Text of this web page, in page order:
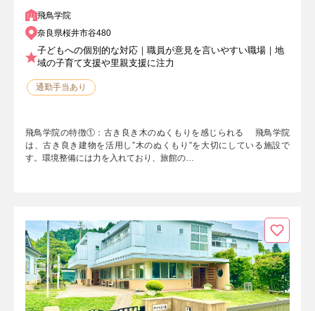
飛鳥学院
奈良県桜井市谷480
子どもへの個別的な対応｜職員が意見を言いやすい職場｜地
域の子育て支援や里親支援に注力
通勤手当あり
飛鳥学院の特徴①：古き良き木のぬくもりを感じられる 飛鳥学院
は、古き良き建物を活用し”木のぬくもり”を大切にしている施設で
す。環境整備には力を入れており、旅館の…